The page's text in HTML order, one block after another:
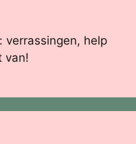
verrassingen, help
van!